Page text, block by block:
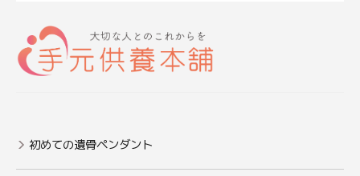
初めての遺骨ペンダント